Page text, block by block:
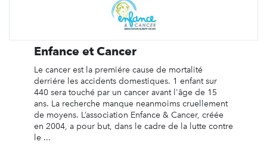
Enfance et Cancer
Le cancer est la premiére cause de mortalité
derriére les accidents domestiques. 1 enfant sur
440 sera touché par un cancer avant l'âge de 15
ans. La recherche manque neanmoims cruellement
de moyens. L’association Enfance & Cancer, créée
en 2004, a pour but, dans le cadre de la lutte contre
le ...